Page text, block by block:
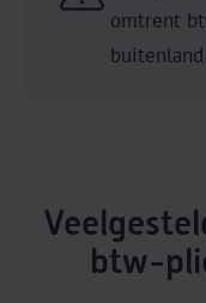
omtrent
btw-